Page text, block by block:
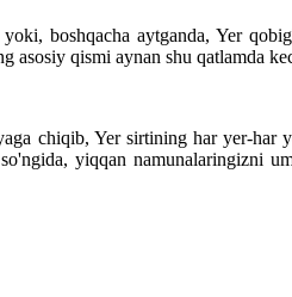
boshqacha aytganda, Yer
asosiy qismi aynan shu qatlamda
chiqib, Yer sirtining har yer-
yiqqan